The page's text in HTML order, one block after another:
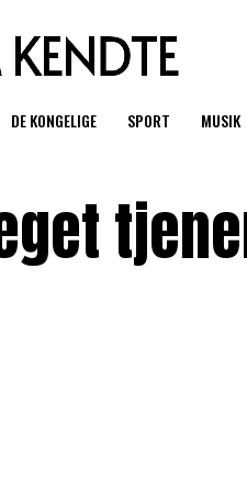
DE KONGELIGE SPORT MUSIK